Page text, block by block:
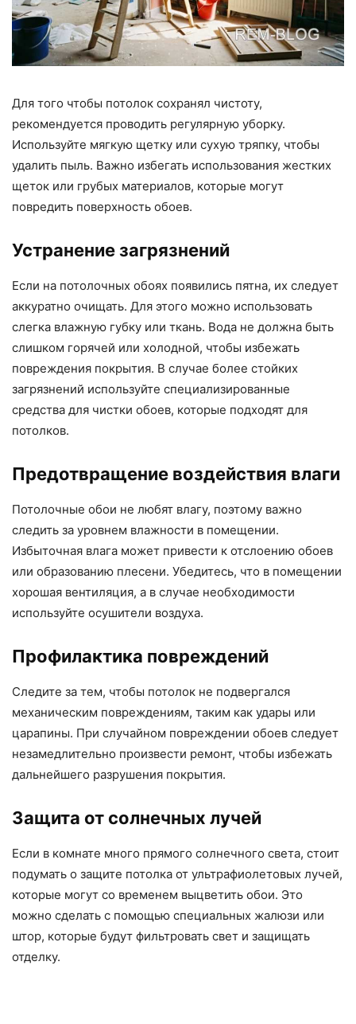
Для того чтобы потолок сохранял чистоту,
рекомендуется проводить регулярную уборку.
Используйте мягкую щетку или сухую тряпку, чтобы
удалить пыль. Важно избегать использования жестких
щеток или грубых материалов, которые могут
повредить поверхность обоев.
Устранение загрязнений
Если на потолочных обоях появились пятна, их следует
аккуратно очищать. Для этого можно использовать
слегка влажную губку или ткань. Вода не должна быть
слишком горячей или холодной, чтобы избежать
повреждения покрытия. В случае более стойких
загрязнений используйте специализированные
средства для чистки обоев, которые подходят для
потолков.
Предотвращение воздействия влаги
Потолочные обои не любят влагу, поэтому важно
следить за уровнем влажности в помещении.
Избыточная влага может привести к отслоению обоев
или образованию плесени. Убедитесь, что в помещении
хорошая вентиляция, а в случае необходимости
используйте осушители воздуха.
Профилактика повреждений
Следите за тем, чтобы потолок не подвергался
механическим повреждениям, таким как удары или
царапины. При случайном повреждении обоев следует
незамедлительно произвести ремонт, чтобы избежать
дальнейшего разрушения покрытия.
Защита от солнечных лучей
Если в комнате много прямого солнечного света, стоит
подумать о защите потолка от ультрафиолетовых лучей,
которые могут со временем выцветить обои. Это
можно сделать с помощью специальных жалюзи или
штор, которые будут фильтровать свет и защищать
отделку.